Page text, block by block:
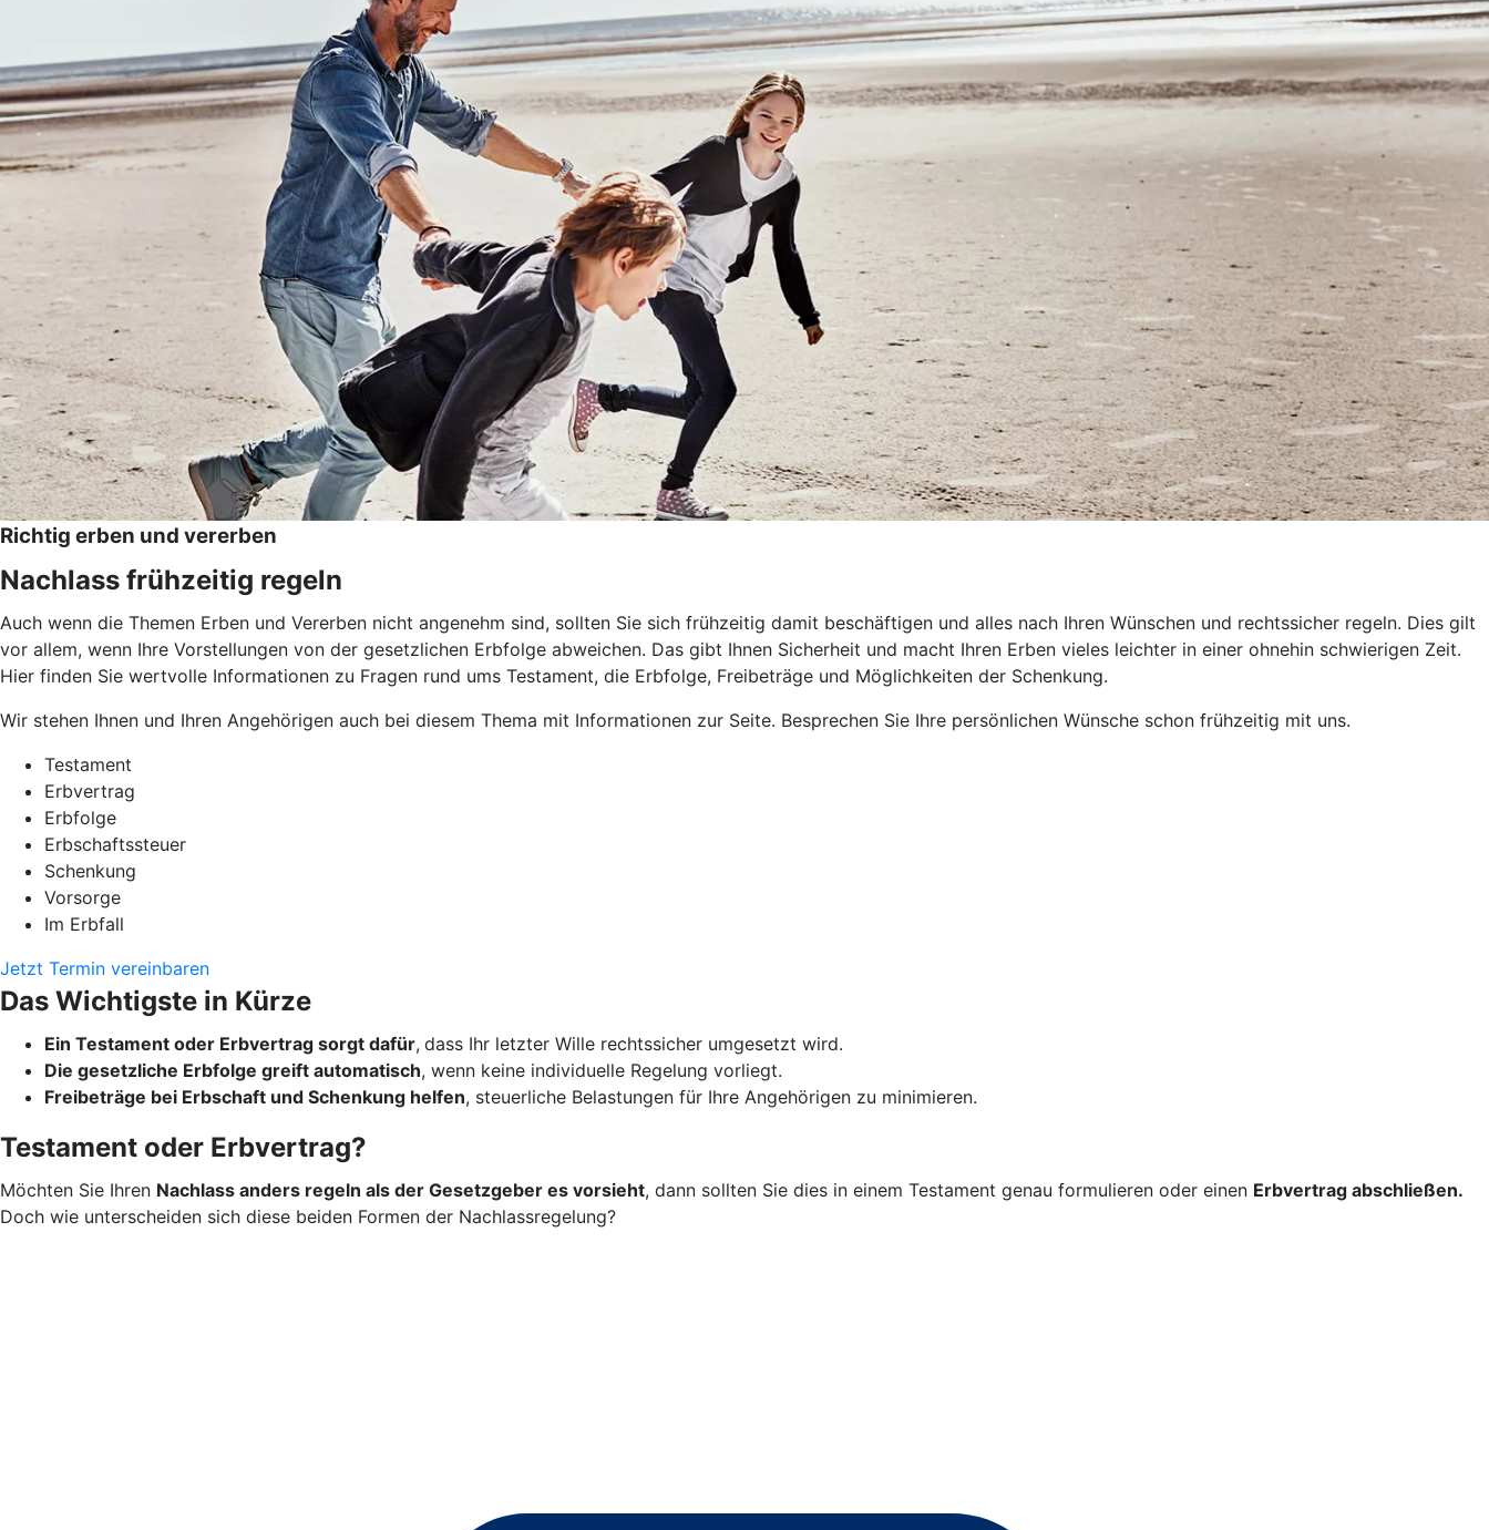
Richtig erben und vererben
Nachlass frühzeitig regeln
Auch wenn die Themen Erben und Vererben nicht angenehm sind, sollten Sie sich frühzeitig damit beschäftigen und alles nach Ihren Wünschen und rechtssicher regeln. Dies gilt
vor allem, wenn Ihre Vorstellungen von der gesetzlichen Erbfolge abweichen. Das gibt Ihnen Sicherheit und macht Ihren Erben vieles leichter in einer ohnehin schwierigen Zeit.
Hier finden Sie wertvolle Informationen zu Fragen rund ums Testament, die Erbfolge, Freibeträge und Möglichkeiten der Schenkung.
Wir stehen Ihnen und Ihren Angehörigen auch bei diesem Thema mit Informationen zur Seite. Besprechen Sie Ihre persönlichen Wünsche schon frühzeitig mit uns.
Testament
Erbvertrag
Erbfolge
Erbschaftssteuer
Schenkung
Vorsorge
Im Erbfall
Jetzt Termin vereinbaren
Das Wichtigste in Kürze
Ein Testament oder Erbvertrag sorgt dafür, dass Ihr letzter Wille rechtssicher umgesetzt wird.
Die gesetzliche Erbfolge greift automatisch, wenn keine individuelle Regelung vorliegt.
Freibeträge bei Erbschaft und Schenkung helfen, steuerliche Belastungen für Ihre Angehörigen zu minimieren.
Testament oder Erbvertrag?
Möchten Sie Ihren Nachlass anders regeln als der Gesetzgeber es vorsieht, dann sollten Sie dies in einem Testament genau formulieren oder einen Erbvertrag abschließen.
Doch wie unterscheiden sich diese beiden Formen der Nachlassregelung?